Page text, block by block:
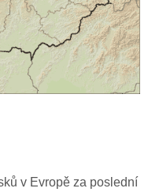
v Evropě za poslední